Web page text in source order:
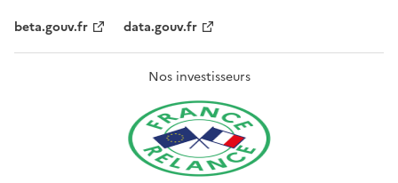
beta.gouv.fr
data.gouv.fr
Nos investisseurs